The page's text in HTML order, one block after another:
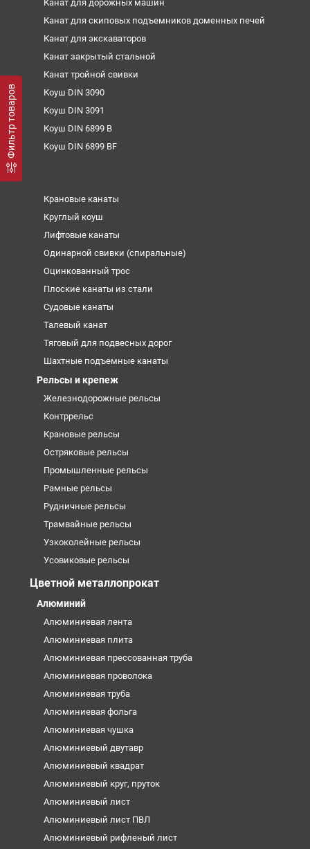
Фильтр товаров
Канат для дорожных машин
Канат для скиповых подъемников доменных печей
Канат для экскаваторов
Канат закрытый стальной
Канат тройной свивки
Коуш DIN 3090
Коуш DIN 3091
Коуш DIN 6899 B
Коуш DIN 6899 BF
Крановые канаты
Круглый коуш
Лифтовые канаты
Одинарной свивки (спиральные)
Оцинкованный трос
Плоские канаты из стали
Судовые канаты
Талевый канат
Тяговый для подвесных дорог
Шахтные подъемные канаты
Рельсы и крепеж
Железнодорожные рельсы
Контррельс
Крановые рельсы
Остряковые рельсы
Промышленные рельсы
Рамные рельсы
Рудничные рельсы
Трамвайные рельсы
Узкоколейные рельсы
Усовиковые рельсы
Цветной металлопрокат
Алюминий
Алюминиевая лента
Алюминиевая плита
Алюминиевая прессованная труба
Алюминиевая проволока
Алюминиевая труба
Алюминиевая фольга
Алюминиевая чушка
Алюминиевый двутавр
Алюминиевый квадрат
Алюминиевый круг, пруток
Алюминиевый лист
Алюминиевый лист ПВЛ
Алюминиевый рифленый лист